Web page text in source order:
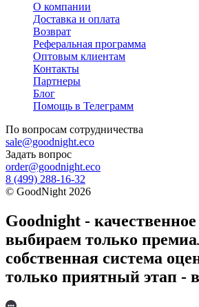
О компании
Доставка и оплата
Возврат
Реферальная программа
Оптовым клиентам
Контакты
Партнеры
Блог
Помощь в Телеграмм
По вопросам сотрудничества
sale@goodnight.eco
Задать вопрос
order@goodnight.eco
8 (499) 288-16-32
© GoodNight 2026
Goodnight -
выбираем только
собственная система
только приятный этап -